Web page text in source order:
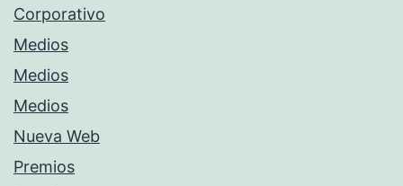
Corporativo
Medios
Medios
Medios
Nueva Web
Premios